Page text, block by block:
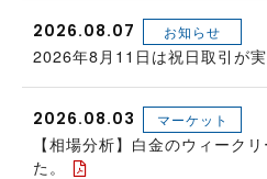
2026.08.07 お知らせ
2026年8月11日は祝日取引が実
2026.08.03 マーケット
【相場分析】白金のウィーク
た。